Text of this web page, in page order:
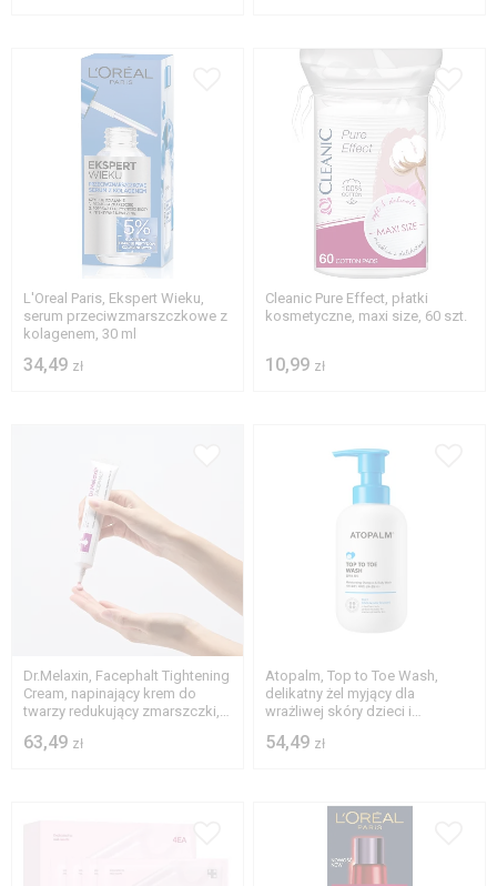
L'Oreal Paris, Ekspert Wieku,
serum przeciwzmarszczkowe z
kolagenem, 30 ml
34,49 zł
Cleanic Pure Effect, płatki
kosmetyczne, maxi size, 60 szt.
10,99 zł
Dr.Melaxin, Facephalt Tightening
Cream, napinający krem do
twarzy redukujący zmarszczki,
63,49 zł
Atopalm, Top to Toe Wash,
delikatny żel myjący dla
wrażliwej skóry dzieci i
54,49 zł